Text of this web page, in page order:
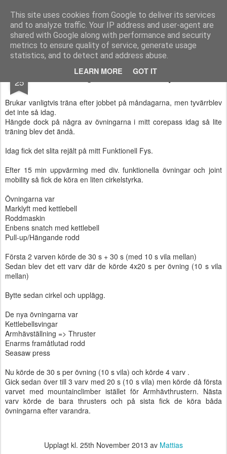
This site uses cookies from Google to deliver its services
and to analyze traffic. Your IP address and user-agent are
shared with Google along with performance and security
metrics to ensure quality of service, generate usage
statistics, and to detect and address abuse.
LEARN MORE GOT IT
Functional Fitness by Mattias - Träningsinspiration & träningsfilmer
Pages
25 Dagens Funktionell Fys
Brukar vanligtvis träna efter jobbet på måndagarna, men tyvärrblev
det inte så idag.
Hängde dock på några av övningarna i mitt corepass idag så lite
träning blev det ändå.
Idag fick det slita rejält på mitt Funktionell Fys.
Efter 15 min uppvärming med div. funktionella övningar och joint
mobility så fick de köra en liten cirkelstyrka.
Övningarna var
Marklyft med kettlebell
Roddmaskin
Enbens snatch med kettlebell
Pull-up/Hängande rodd
Första 2 varven körde de 30 s + 30 s (med 10 s vila mellan)
Sedan blev det ett varv där de körde 4x20 s per övning (10 s vila
mellan)
Bytte sedan cirkel och upplägg.
De nya övningarna var
Kettlebellsvingar
Armhävställning => Thruster
Enarms framåtlutad rodd
Seasaw press
Nu körde de 30 s per övning (10 s vila) och körde 4 varv .
Gick sedan över till 3 varv med 20 s (10 s vila) men körde då första
varvet med mountainclimber istället för Armhävthrustern. Nästa
varv körde de bara thrusters och på sista fick de köra båda
övningarna efter varandra.
Upplagt kl. 25th November 2013 av Mattias